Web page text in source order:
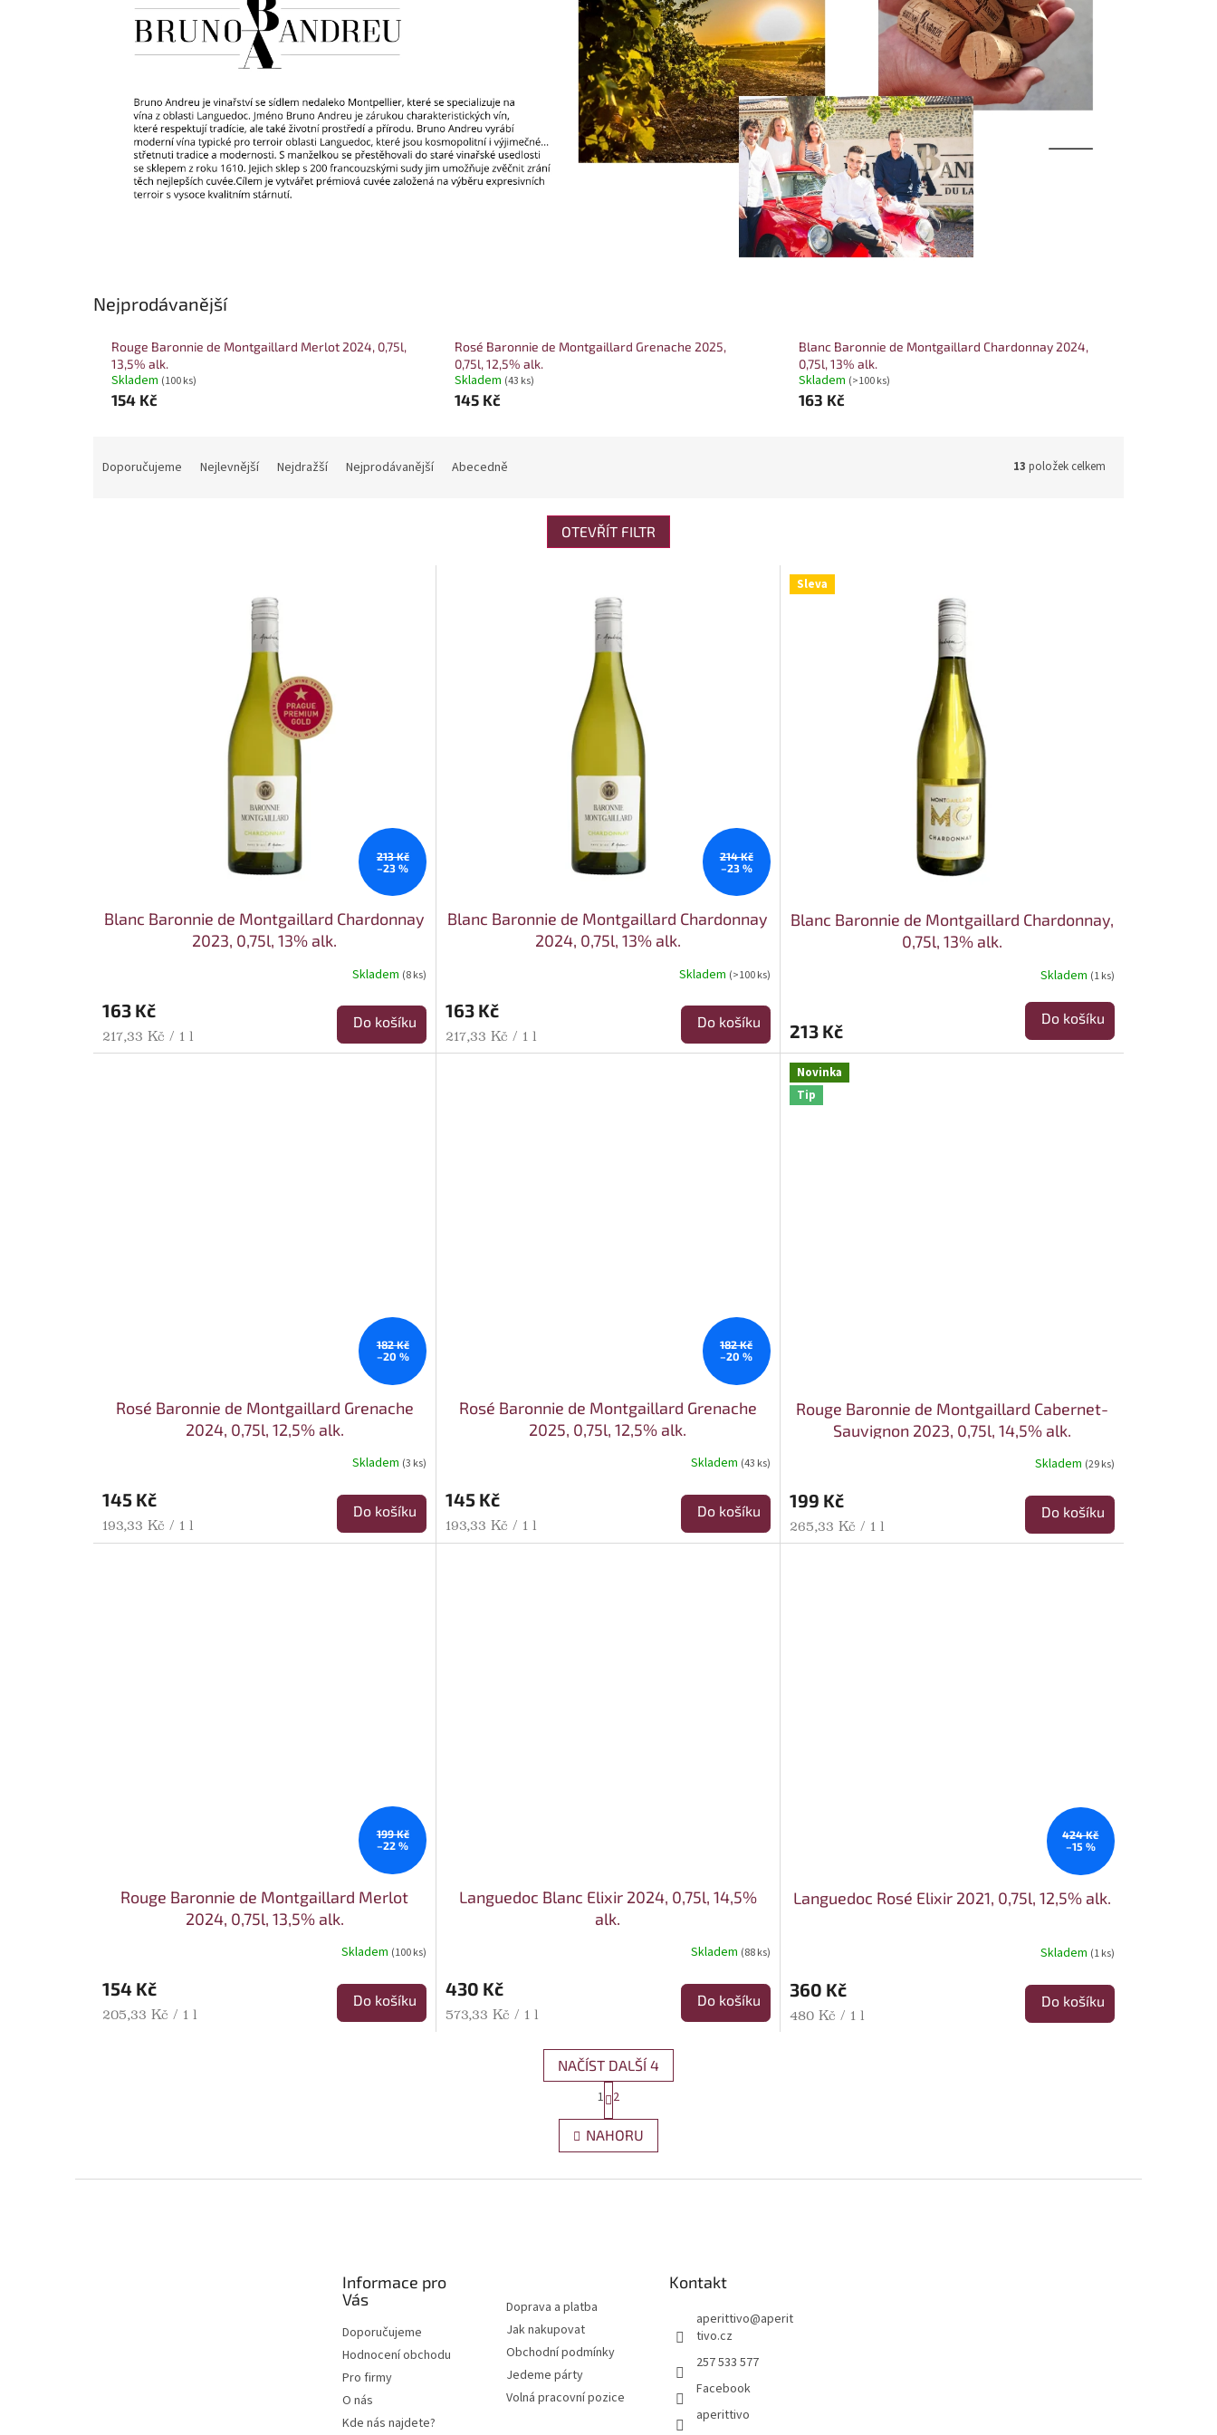
Nejprodávanější
Rouge Baronnie de Montgaillard Merlot 2024, 0,75l,
13,5% alk.
Skladem (100 ks)
154 Kč
Rosé Baronnie de Montgaillard Grenache 2025,
0,75l, 12,5% alk.
Skladem (43 ks)
145 Kč
Blanc Baronnie de Montgaillard Chardonnay 2024,
0,75l, 13% alk.
Skladem (>100 ks)
163 Kč
Doporučujeme Nejlevnější Nejdražší Nejprodávanější Abecedně 13 položek celkem
OTEVŘÍT FILTR
213 Kč
–23 %
Blanc Baronnie de Montgaillard Chardonnay
2023, 0,75l, 13% alk.
Skladem (8 ks)
163 Kč
Měrná cena:
217,33 Kč / 1 l
Do košíku
214 Kč
–23 %
Blanc Baronnie de Montgaillard Chardonnay
2024, 0,75l, 13% alk.
Skladem (>100 ks)
163 Kč
Měrná cena:
217,33 Kč / 1 l
Do košíku
Sleva
Blanc Baronnie de Montgaillard Chardonnay,
0,75l, 13% alk.
Skladem (1 ks)
213 Kč
Do košíku
182 Kč
–20 %
Rosé Baronnie de Montgaillard Grenache
2024, 0,75l, 12,5% alk.
Skladem (3 ks)
145 Kč
Měrná cena:
193,33 Kč / 1 l
Do košíku
182 Kč
–20 %
Rosé Baronnie de Montgaillard Grenache
2025, 0,75l, 12,5% alk.
Skladem (43 ks)
145 Kč
Měrná cena:
193,33 Kč / 1 l
Do košíku
Novinka
Tip
Rouge Baronnie de Montgaillard Cabernet-
Sauvignon 2023, 0,75l, 14,5% alk.
Skladem (29 ks)
199 Kč
Měrná cena:
265,33 Kč / 1 l
Do košíku
199 Kč
–22 %
Rouge Baronnie de Montgaillard Merlot
2024, 0,75l, 13,5% alk.
Skladem (100 ks)
154 Kč
Měrná cena:
205,33 Kč / 1 l
Do košíku
Languedoc Blanc Elixir 2024, 0,75l, 14,5%
alk.
Skladem (88 ks)
430 Kč
Měrná cena:
573,33 Kč / 1 l
Do košíku
424 Kč
–15 %
Languedoc Rosé Elixir 2021, 0,75l, 12,5% alk.
Skladem (1 ks)
360 Kč
Měrná cena:
480 Kč / 1 l
Do košíku
Ovládací prvky výpisu
NAČÍST DALŠÍ 4
Stránkování
1 2
NAHORU
Informace pro
Vás
Doporučujeme
Hodnocení obchodu
Pro firmy
O nás
Kde nás najdete?
Doprava a platba
Jak nakupovat
Obchodní podmínky
Jedeme párty
Volná pracovní pozice
Kontakt
aperittivo@aperit
tivo.cz
257 533 577
Facebook
aperittivo